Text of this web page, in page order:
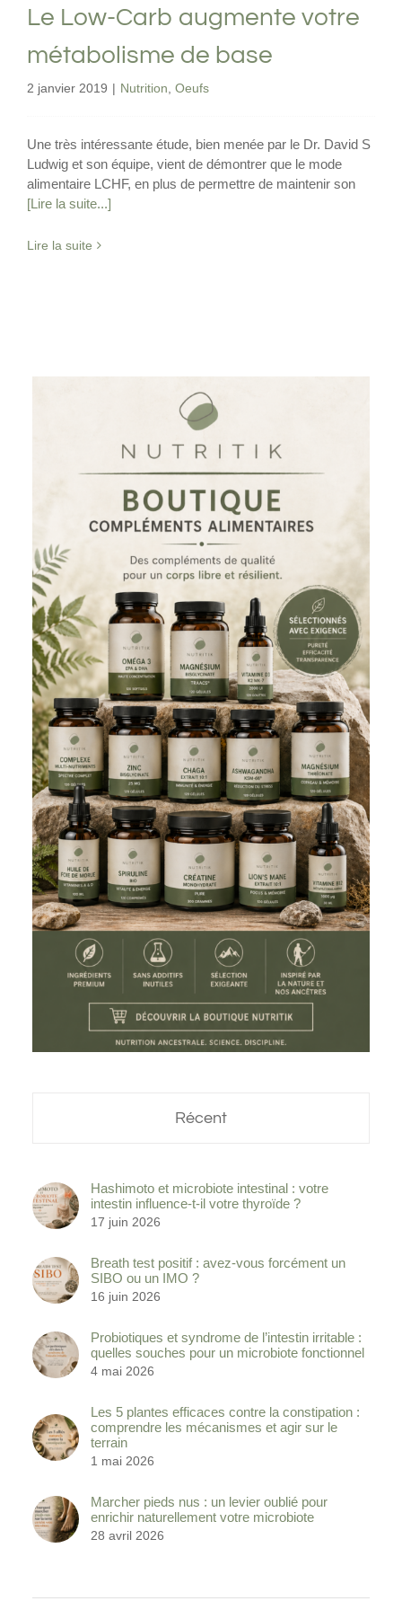
Le Low-Carb augmente votre
métabolisme de base
2 janvier 2019 | Nutrition Oeufs
Une très intéressante étude, bien menée par le Dr. David S
Ludwig et son équipe, vient de démontrer que le mode
alimentaire LCHF, en plus de permettre de maintenir son
[Lire la suite...]
Lire la suite
Récent
Hashimoto et microbiote intestinal : votre
intestin influence-t-il votre thyroïde ?
17 juin 2026
Breath test positif : avez-vous forcément un
SIBO ou un IMO ?
16 juin 2026
Probiotiques et syndrome de l’intestin irritable :
quelles souches pour un microbiote fonctionnel
4 mai 2026
Les 5 plantes efficaces contre la constipation :
comprendre les mécanismes et agir sur le
terrain
1 mai 2026
Marcher pieds nus : un levier oublié pour
enrichir naturellement votre microbiote
28 avril 2026